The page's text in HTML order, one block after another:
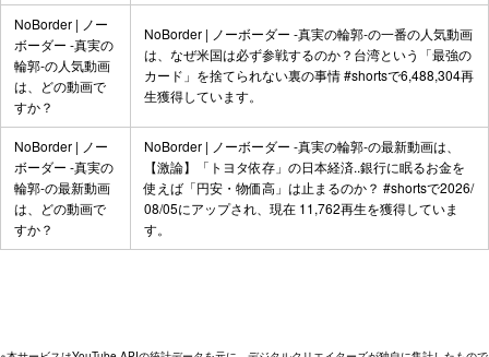
NoBorder | ノー
ボーダー -真実の
輪郭-の人気動画
は、どの動画で
すか？
NoBorder | ノーボーダー -真実の輪郭-の一番の人気動画
は、 なぜ米国は必ず参戦するのか？台湾という「最強の
カード」を捨てられない裏の事情 #shortsで6,488,304再
生獲得しています。
NoBorder | ノー
ボーダー -真実の
輪郭-の最新動画
は、どの動画で
すか？
NoBorder | ノーボーダー -真実の輪郭-の最新動画は、
【激論】「トヨタ依存」の日本経済..銀行に眠るお金を
使えば「円安・物価高」は止まるのか？ #shortsで2026/
08/05にアップされ、現在 11,762再生を獲得していま
す。